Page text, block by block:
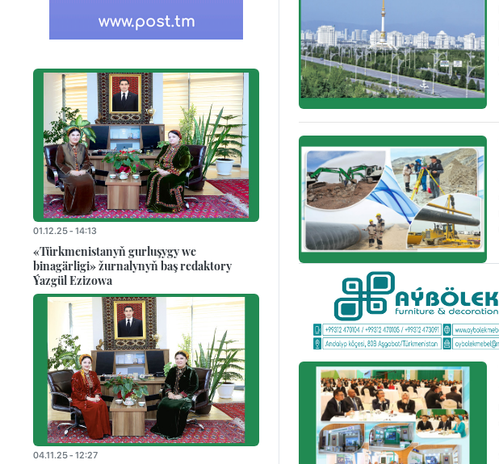
01.12.25 - 14:13
«Türkmenistanyň gurluşygy we
binagärligi» žurnalynyň baş redaktory
Ýazgül Ezizowa
04.11.25 - 12:27